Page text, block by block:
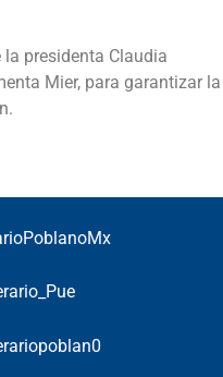
presidenta Claudia
Mier, para garantizar la